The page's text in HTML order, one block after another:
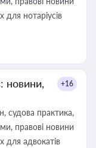
нотаріусів
новини,
+16
судова практика,
правові новини
для адвокатів